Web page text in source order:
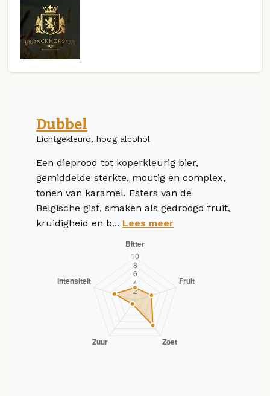
Dubbel
Lichtgekleurd, hoog alcohol
Een dieprood tot koperkleurig bier,
gemiddelde sterkte, moutig en complex,
tonen van karamel. Esters van de
Belgische gist, smaken als gedroogd fruit,
kruidigheid en b... Lees meer